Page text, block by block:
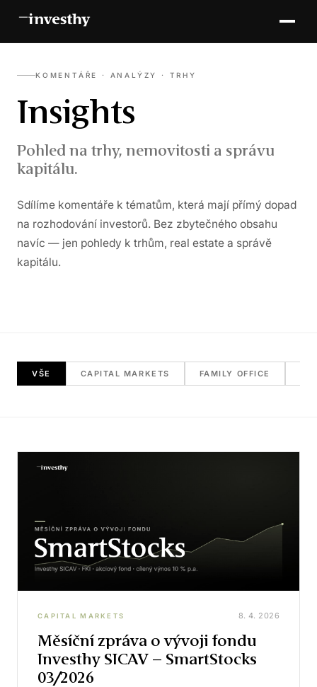
KOMENTÁŘE · ANALÝZY · TRHY
Insights
Pohled na trhy, nemovitosti a správu
kapitálu.
Sdílíme komentáře k tématům, která mají přímý dopad
na rozhodování investorů. Bez zbytečného obsahu
navíc — jen pohledy k trhům, real estate a správě
kapitálu.
VŠE CAPITAL MARKETS FAMILY OFFICE
CAPITAL MARKETS 8. 4. 2026
Měsíční zpráva o vývoji fondu
Investhy SICAV – SmartStocks
03/2026